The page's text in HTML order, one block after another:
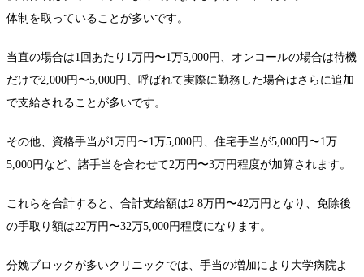
体制を取っていることが多いです。
当直の場合は1回あたり1万円〜1万5,000円、オンコールの場合は待機
だけで2,000円〜5,000円、呼ばれて実際に勤務した場合はさらに追加
で支給されることが多いです。
その他、資格手当が1万円〜1万5,000円、住宅手当が5,000円〜1万
5,000円など、諸手当を合わせて2万円〜3万円程度が加算されます。
これらを合計すると、合計支給額は2 8万円〜42万円となり、免除後
の手取り額は22万円〜32万5,000円程度になります。
分娩ブロックが多いクリニックでは、手当の増加により大学病院よ